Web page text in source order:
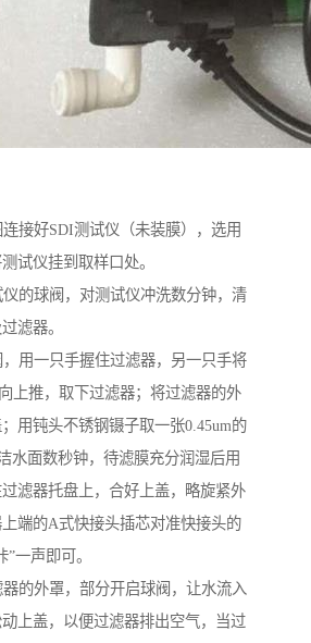
接好SDI测试仪（未装膜），选用
试仪挂到取样口处。
的球阀，对测试仪冲洗数分钟，清
滤器。
用一只手握住过滤器，另一只手将
上推，取下过滤器；将过滤器的外
用钝头不锈钢镊子取一张0.45um的
水面数秒钟，待滤膜充分润湿后用
滤器托盘上，合好上盖，略旋紧外
端的A式快接头插芯对准快接头的
一声即可。
的外罩，部分开启球阀，让水流入
上盖，以便过滤器排出空气，当过